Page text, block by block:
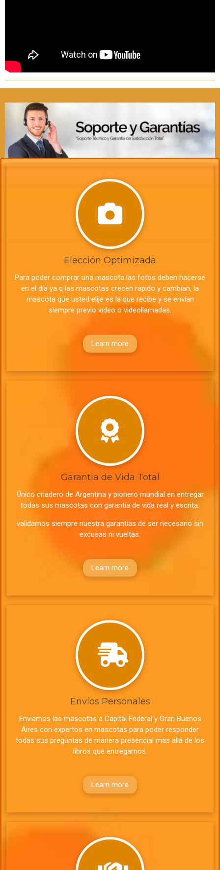
Elección Optimizada
Para poder comprar una mascota las fotos deben hacerse
en el día ya q las mascotas crecen rapido y cambian, la
mascota que usted elije es la que recibe y se envían
siempre previo video o videollamadas.
Learn more
Garantia de Vida Total
Único criadero de Argentina y pionero mundial en entregar
todas sus mascotas con garantía de vida real y escrita.
validamos siempre nuestra garantías de ser necesario sin
excusas ni vueltas.
Learn more
Envíos Personales
Enviamos las mascotas a Capital Federal y Gran Buenos
Aires con expertos en mascotas para poder responder
todas sus preguntas de manera presencial mas allá de los
libros que entregamos.
Learn more